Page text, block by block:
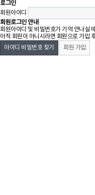
로그인
회원아이디
회원로그인 안내
회원아이디 및 비밀번호가 기억 안나실
아직 회원이 아니시라면 회원으로 가입
아이디 비밀번호 찾기
회원 가입